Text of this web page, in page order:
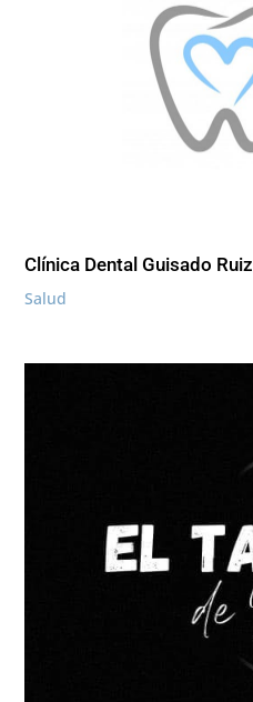
Clínica Dental Guisado Ruiz
Salud